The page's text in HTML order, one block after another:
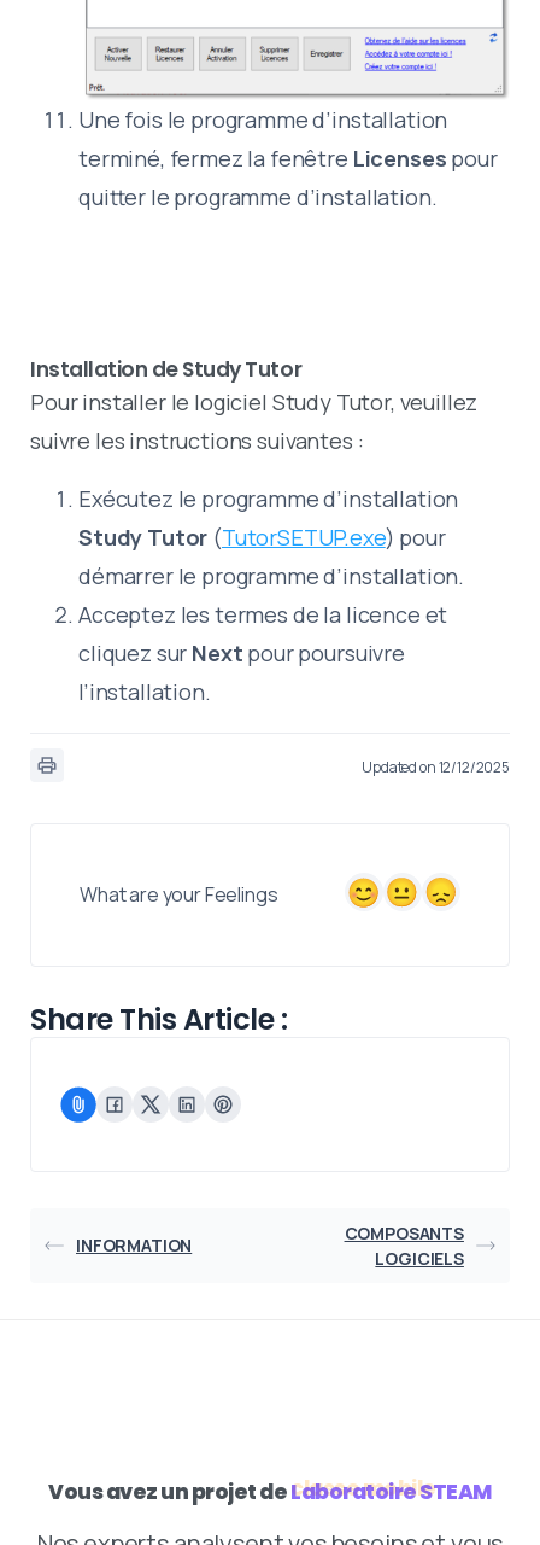
Une fois le programme d’installation
terminé, fermez la fenêtre Licenses pour
quitter le programme d’installation.
Installation de Study Tutor
Pour installer le logiciel Study Tutor, veuillez
suivre les instructions suivantes :
Exécutez le programme d’installation
Study Tutor (TutorSETUP.exe) pour
démarrer le programme d’installation.
Acceptez les termes de la licence et
cliquez sur Next pour poursuivre
l’installation.
Updated on 12/12/2025
What are your Feelings
Share This Article :
INFORMATION
COMPOSANTS
LOGICIELS
Vous avez un projet deLaboratoire STEAM